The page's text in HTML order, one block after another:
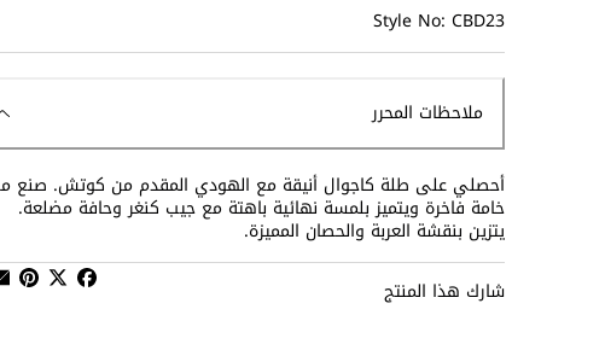
Style No: CBD23
ملاحظات المحرر
أحصلي على طلة كاجوال أنيقة مع الهودي المقدم من كوتش. صنع
خامة فاخرة ويتميز بلمسة نهائية باهتة مع جيب كنغر وحافة مضلعة.
يتزين بنقشة العربة والحصان المميزة.
شارك هذا المنتج